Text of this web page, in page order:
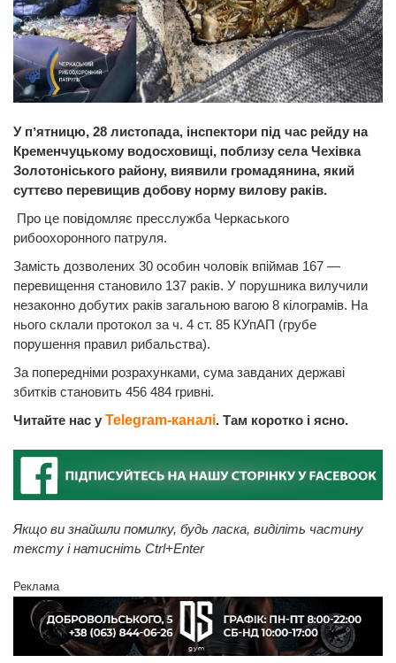
У пʼятницю, 28 листопада, інспектори під час рейду на
Кременчуцькому водосховищі, поблизу села Чехівка
Золотоніського району, виявили громадянина, який
суттєво перевищив добову норму вилову раків.
Про це повідомляє пресслужба Черкаського
рибоохоронного патруля.
Замість дозволених 30 особин чоловік впіймав 167 —
перевищення становило 137 раків. У порушника вилучили
незаконно добутих раків загальною вагою 8 кілограмів. На
нього склали протокол за ч. 4 ст. 85 КУпАП (грубе
порушення правил рибальства).
За попередніми розрахунками, сума завданих державі
збитків становить 456 484 гривні.
Читайте нас у Telegram-каналі. Там коротко і ясно.
Якщо ви знайшли помилку, будь ласка, виділіть частину
тексту і натисніть Ctrl+Enter
Реклама